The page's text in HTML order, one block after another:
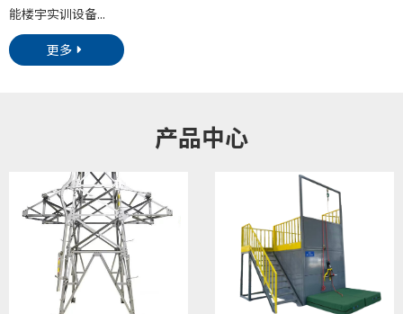
能楼宇实训设备...
更多
产品中心